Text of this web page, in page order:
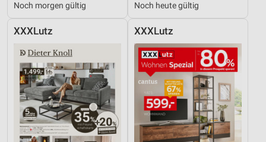
Noch morgen gültig Noch heute gültig
XXXLutz XXXLutz